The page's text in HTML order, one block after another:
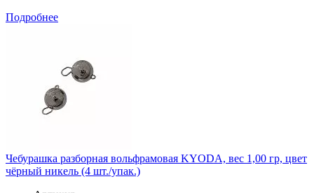
Подробнее
Чебурашка разборная вольфрамовая KYODA, вес 1,00 гр, цвет
чёрный никель (4 шт./упак.)